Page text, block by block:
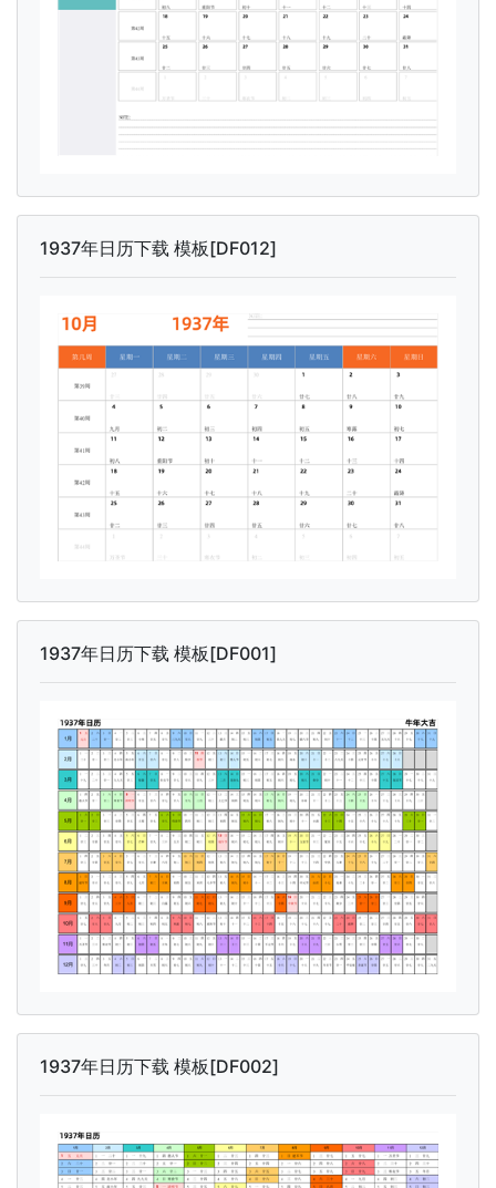
1937年日历下载 模板[DF012]
1937年日历下载 模板[DF001]
1937年日历下载 模板[DF002]